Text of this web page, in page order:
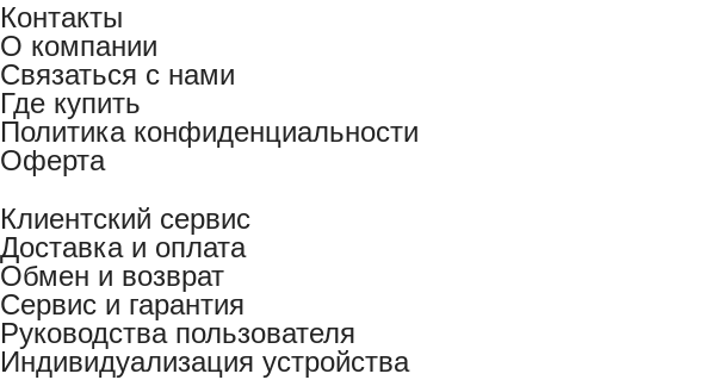
Контакты
О компании
Связаться с нами
Где купить
Политика конфиденциальности
Оферта
Клиентский сервис
Доставка и оплата
Обмен и возврат
Сервис и гарантия
Руководства пользователя
Индивидуализация устройства